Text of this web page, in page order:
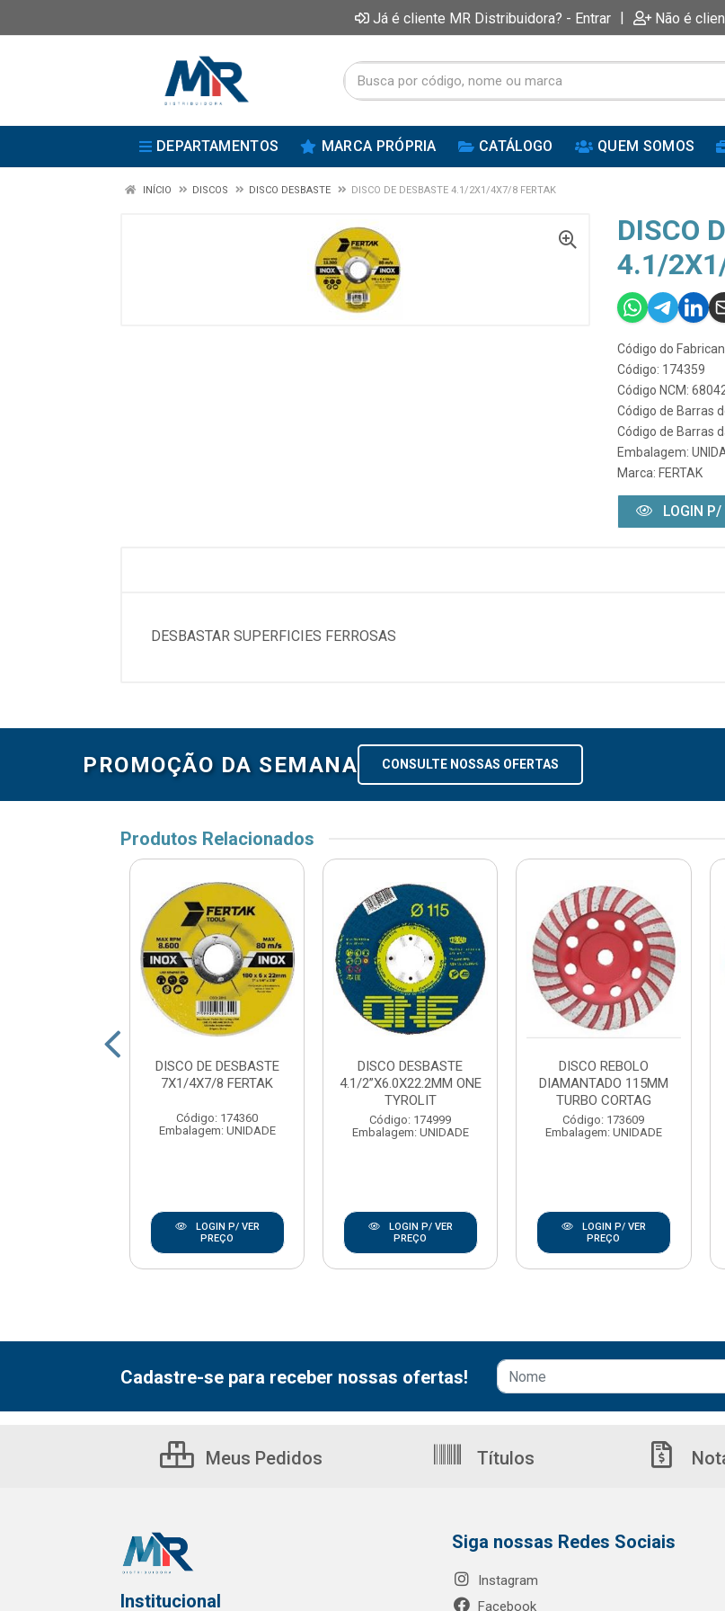
Já é cliente MR Distribuidora? - Entrar | Não é
DEPARTAMENTOS MARCA PRÓPRIA CATÁLOGO QUEM SOMOS
INÍCIO DISCOS DISCO DESBASTE DISCO DE DESBASTE 4.1/2X1/4X7/8 FERTAK
DISCO
4.1/
Código do
Código: 174359
Código NCM:
Código de Barras
Código de Barras
Embalagem:
Marca: FERTAK
LOGIN P/
DESBASTAR SUPERFICIES FERROSAS
PROMOÇÃO DA SEMANA CONSULTE NOSSAS OFERTAS
Produtos Relacionados
DISCO DE DESBASTE
7X1/4X7/8 FERTAK
Código: 174360
Embalagem: UNIDADE
LOGIN P/ VER
PREÇO
DISCO DESBASTE
4.1/2”X6.0X22.2MM ONE
TYROLIT
Código: 174999
Embalagem: UNIDADE
LOGIN P/ VER
PREÇO
DISCO REBOLO
DIAMANTADO 115MM
TURBO CORTAG
Código: 173609
Embalagem: UNIDADE
LOGIN P/ VER
PREÇO
Cadastre-se para receber nossas ofertas!
Meus Pedidos Títulos
Institucional
Siga nossas Redes Sociais
Instagram
Facebook